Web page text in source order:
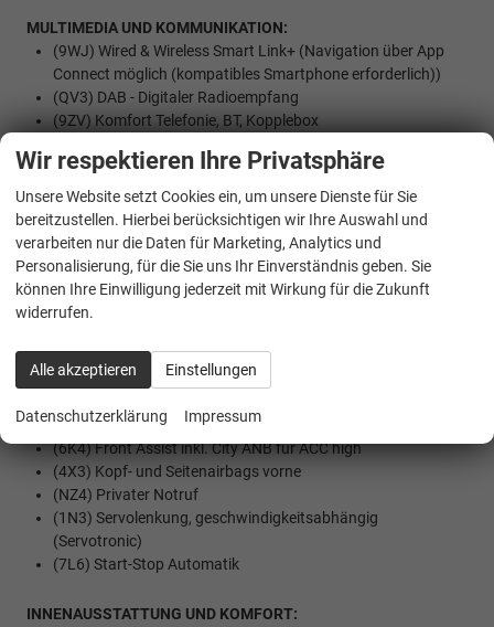
MULTIMEDIA UND KOMMUNIKATION:
(9WJ) Wired & Wireless Smart Link+ (Navigation über App
Connect möglich (kompatibles Smartphone erforderlich))
(QV3) DAB - Digitaler Radioempfang
(9ZV) Komfort Telefonie, BT, Kopplebox
(7UT) Navigationssystem
(QH1) Sprachsteuerung
SICHERHEIT:
(1X1) Allradantrieb
(EM2) Ablenkungs- und Müdigkeitserkennung
(UG1) Berganfahrassistent
(1AS) Elektronisches Stabilisierungsprogramm (ESP)
(2H5) Fahrprofilauswahl und konv. Dämpfer
(4UP) Knieairbag Fahrer
(6K4) Front Assist inkl. City ANB für ACC high
(4X3) Kopf- und Seitenairbags vorne
(NZ4) Privater Notruf
(1N3) Servolenkung, geschwindigkeitsabhängig
(Servotronic)
(7L6) Start-Stop Automatik
INNENAUSSTATTUNG UND KOMFORT:
Wir respektieren Ihre Privatsphäre
Unsere Website setzt Cookies ein, um unsere Dienste für Sie
bereitzustellen. Hierbei berücksichtigen wir Ihre Auswahl und
verarbeiten nur die Daten für Marketing, Analytics und
Personalisierung, für die Sie uns Ihr Einverständnis geben. Sie
können Ihre Einwilligung jederzeit mit Wirkung für die Zukunft
widerrufen.
Alle akzeptieren Einstellungen
Datenschutzerklärung Impressum